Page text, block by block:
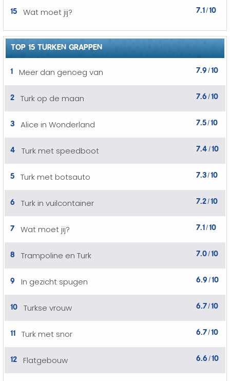
15 Wat moet jij? 7.1/10
TOP 15 TURKEN GRAPPEN
1
Meer dan genoeg van 7.9 /10
2 Turk op de maan 7.6 /10
3 Alice in Wonderland 7.5/10
4 Turk met speedboot 7.4 /10
5 Turk met botsauto 7.3/10
6 Turk in vuilcontainer 7.2/10
7 Wat moet jij? 7.1/10
8 Trampoline en Turk 7.0/10
9 In gezicht spugen 6.9 /10
10 Turkse vrouw 6.7/10
11 Turk met snor 6.7/10
12 Flatgebouw 6.6 /10